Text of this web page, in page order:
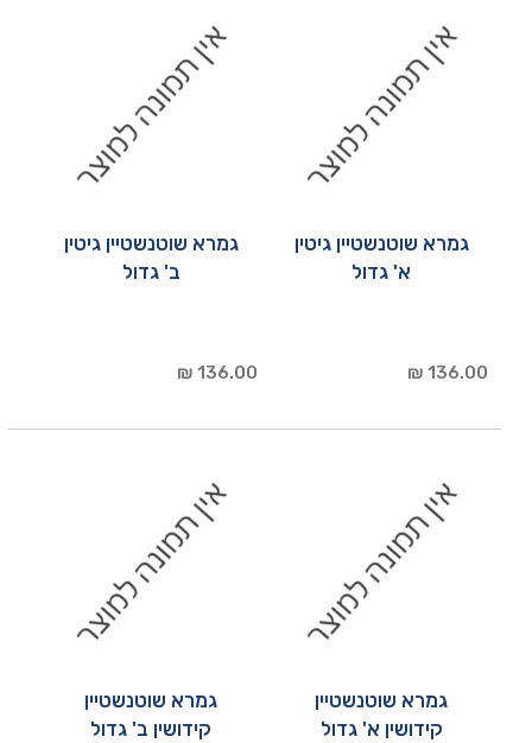
גמרא שוטנשטיין גיטין
א' גדול
136.00 ₪
גמרא שוטנשטיין גיטין
ב' גדול
136.00 ₪
גמרא שוטנשטיין
קידושין א' גדול
גמרא שוטנשטיין
קידושין ב' גדול